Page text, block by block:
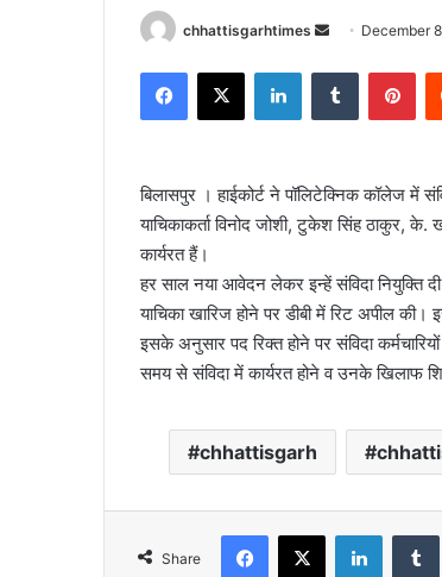
chhattisgarhtimes
Send
email
December
Facebook
X LinkedInTumblr
बिलासपुर । हाईकोर्ट ने पॉलिटेक्निक कॉलेज में
याचिकाकर्ता विनोद जोशी, टुकेश सिंह ठाकुर,
कार्यरत हैं।
हर साल नया आवेदन लेकर इन्हें संविदा नियुक्ति
याचिका खारिज होने पर डीबी में रिट अपील की।
इसके अनुसार पद रिक्त होने पर संविदा
समय से संविदा में कार्यरत होने व उनके खिलाफ
chhattisgarh
Share
Facebook
X LinkedIn